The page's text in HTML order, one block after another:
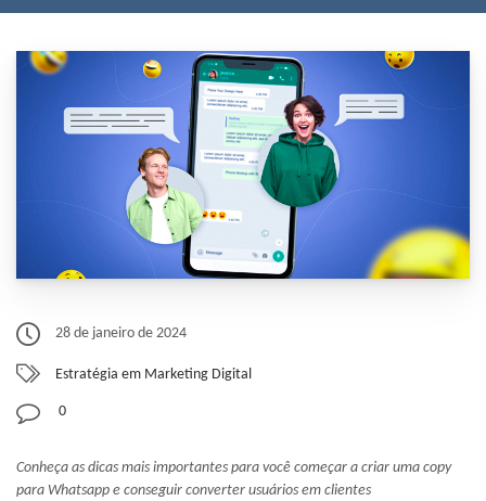
28 de janeiro de 2024
Estratégia em Marketing Digital
0
Conheça as dicas mais importantes para você começar a criar uma copy
para Whatsapp e conseguir converter usuários em clientes